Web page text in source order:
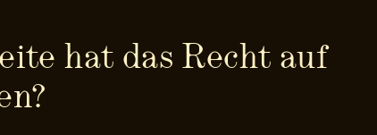
hat das Recht auf